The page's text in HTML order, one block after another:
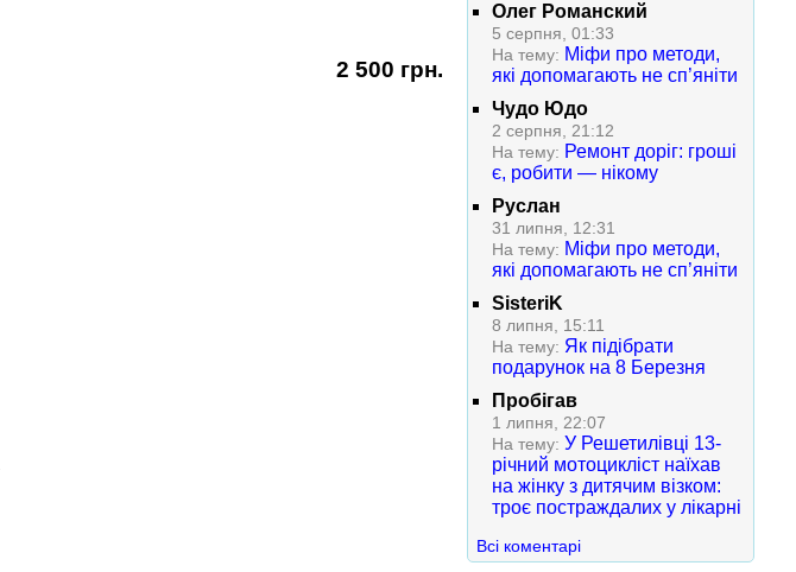
2 500 грн.
Олег Романский
5 серпня, 01:33
На тему: Міфи про методи,
які допомагають не сп’яніти
Чудо Юдо
2 серпня, 21:12
На тему: Ремонт доріг: гроші
є, робити — нікому
Руслан
31 липня, 12:31
На тему: Міфи про методи,
які допомагають не сп’яніти
SisteriK
8 липня, 15:11
На тему: Як підібрати
подарунок на 8 Березня
Пробігав
1 липня, 22:07
На тему: У Решетилівці 13-
річний мотоцикліст наїхав
на жінку з дитячим візком:
троє постраждалих у лікарні
Всі коментарі